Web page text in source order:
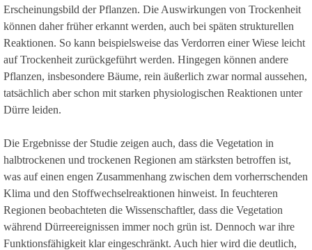
Erscheinungsbild der Pflanzen. Die Auswirkungen von Trockenheit
können daher früher erkannt werden, auch bei späten strukturellen
Reaktionen. So kann beispielsweise das Verdorren einer Wiese leicht
auf Trockenheit zurückgeführt werden. Hingegen können andere
Pflanzen, insbesondere Bäume, rein äußerlich zwar normal aussehen,
tatsächlich aber schon mit starken physiologischen Reaktionen unter
Dürre leiden.
Die Ergebnisse der Studie zeigen auch, dass die Vegetation in
halbtrockenen und trockenen Regionen am stärksten betroffen ist,
was auf einen engen Zusammenhang zwischen dem vorherrschenden
Klima und den Stoffwechselreaktionen hinweist. In feuchteren
Regionen beobachteten die Wissenschaftler, dass die Vegetation
während Dürreereignissen immer noch grün ist. Dennoch war ihre
Funktionsfähigkeit klar eingeschränkt. Auch hier wird die deutlich,